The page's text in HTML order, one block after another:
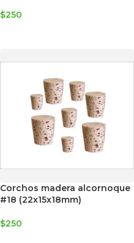
$250
Corchos madera alcornoque
#18 (22x15x18mm)
$250